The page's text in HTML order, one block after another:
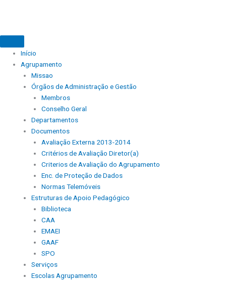
Início
Agrupamento
Missao
Órgãos de Administração e Gestão
Membros
Conselho Geral
Departamentos
Documentos
Avaliação Externa 2013-2014
Critérios de Avaliação Diretor(a)
Criterios de Avaliação do Agrupamento
Enc. de Proteção de Dados
Normas Telemóveis
Estruturas de Apoio Pedagógico
Biblioteca
CAA
EMAEI
GAAF
SPO
Serviços
Escolas Agrupamento